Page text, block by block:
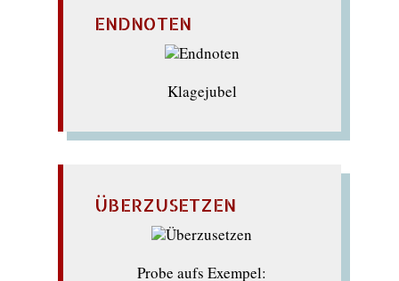
ENDNOTEN
Klagejubel
ÜBERZUSETZEN
Probe aufs Exempel: